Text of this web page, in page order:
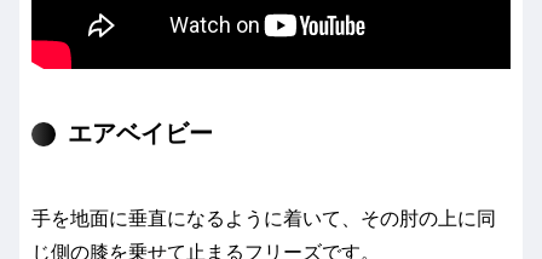
エアベイビー
手を地面に垂直になるように着いて、その肘の上に同
じ側の膝を乗せて止まるフリーズです。